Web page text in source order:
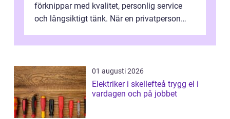
förknippar med kvalitet, personlig service
och långsiktigt tänk. När en privatperson
01 augusti 2026
Elektriker i skellefteå trygg el i
vardagen och på jobbet